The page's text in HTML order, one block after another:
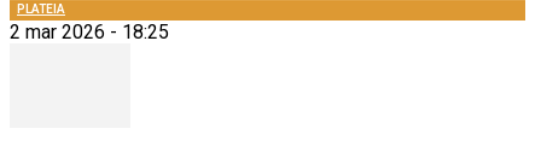
PLATEIA
2 mar 2026 - 18:25